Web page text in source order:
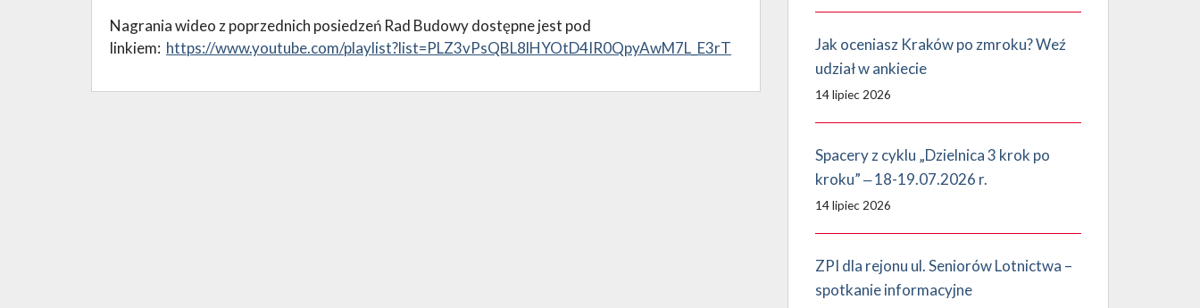
Nagrania wideo z poprzednich posiedzeń Rad Budowy dostępne jest pod
linkiem: https://www.youtube.com/playlist?list=PLZ3vPsQBL8lHYOtD4IR0QpyAwM7L_E3rT
Jak oceniasz Kraków po zmroku? Weź
udział w ankiecie
14 lipiec 2026
Spacery z cyklu „Dzielnica 3 krok po
kroku” ‒ 18-19.07.2026 r.
14 lipiec 2026
ZPI dla rejonu ul. Seniorów Lotnictwa –
spotkanie informacyjne